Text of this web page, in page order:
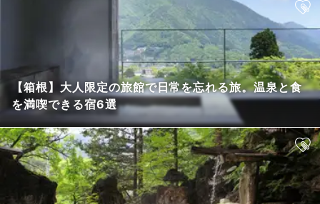
【箱根】大人限定の旅館で日常を忘れる旅。温泉と食
を満喫できる宿6選